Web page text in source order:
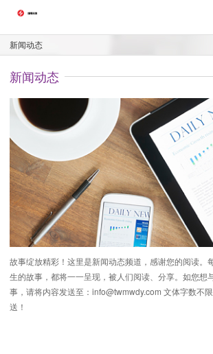
新闻动态
新闻动态
故事绽放精彩！这里是新闻动态频道，感谢您的阅读。
生的故事，都将一一呈现，被人们阅读、分享。如您想
事，请将内容发送至：info@twmwdy.com 文体字数不
送！